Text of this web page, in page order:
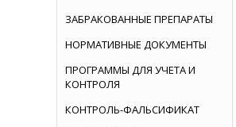
ЗАБРАКОВАННЫЕ ПРЕПАРАТЫ
НОРМАТИВНЫЕ ДОКУМЕНТЫ
ПРОГРАММЫ ДЛЯ УЧЕТА И
КОНТРОЛЯ
КОНТРОЛЬ-ФАЛЬСИФИКАТ